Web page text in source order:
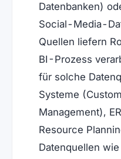
Datenbanken)
Social-Media-
Quellen liefern
BI-Prozess
für solche
Systeme
Management),
Resource
Datenquellen